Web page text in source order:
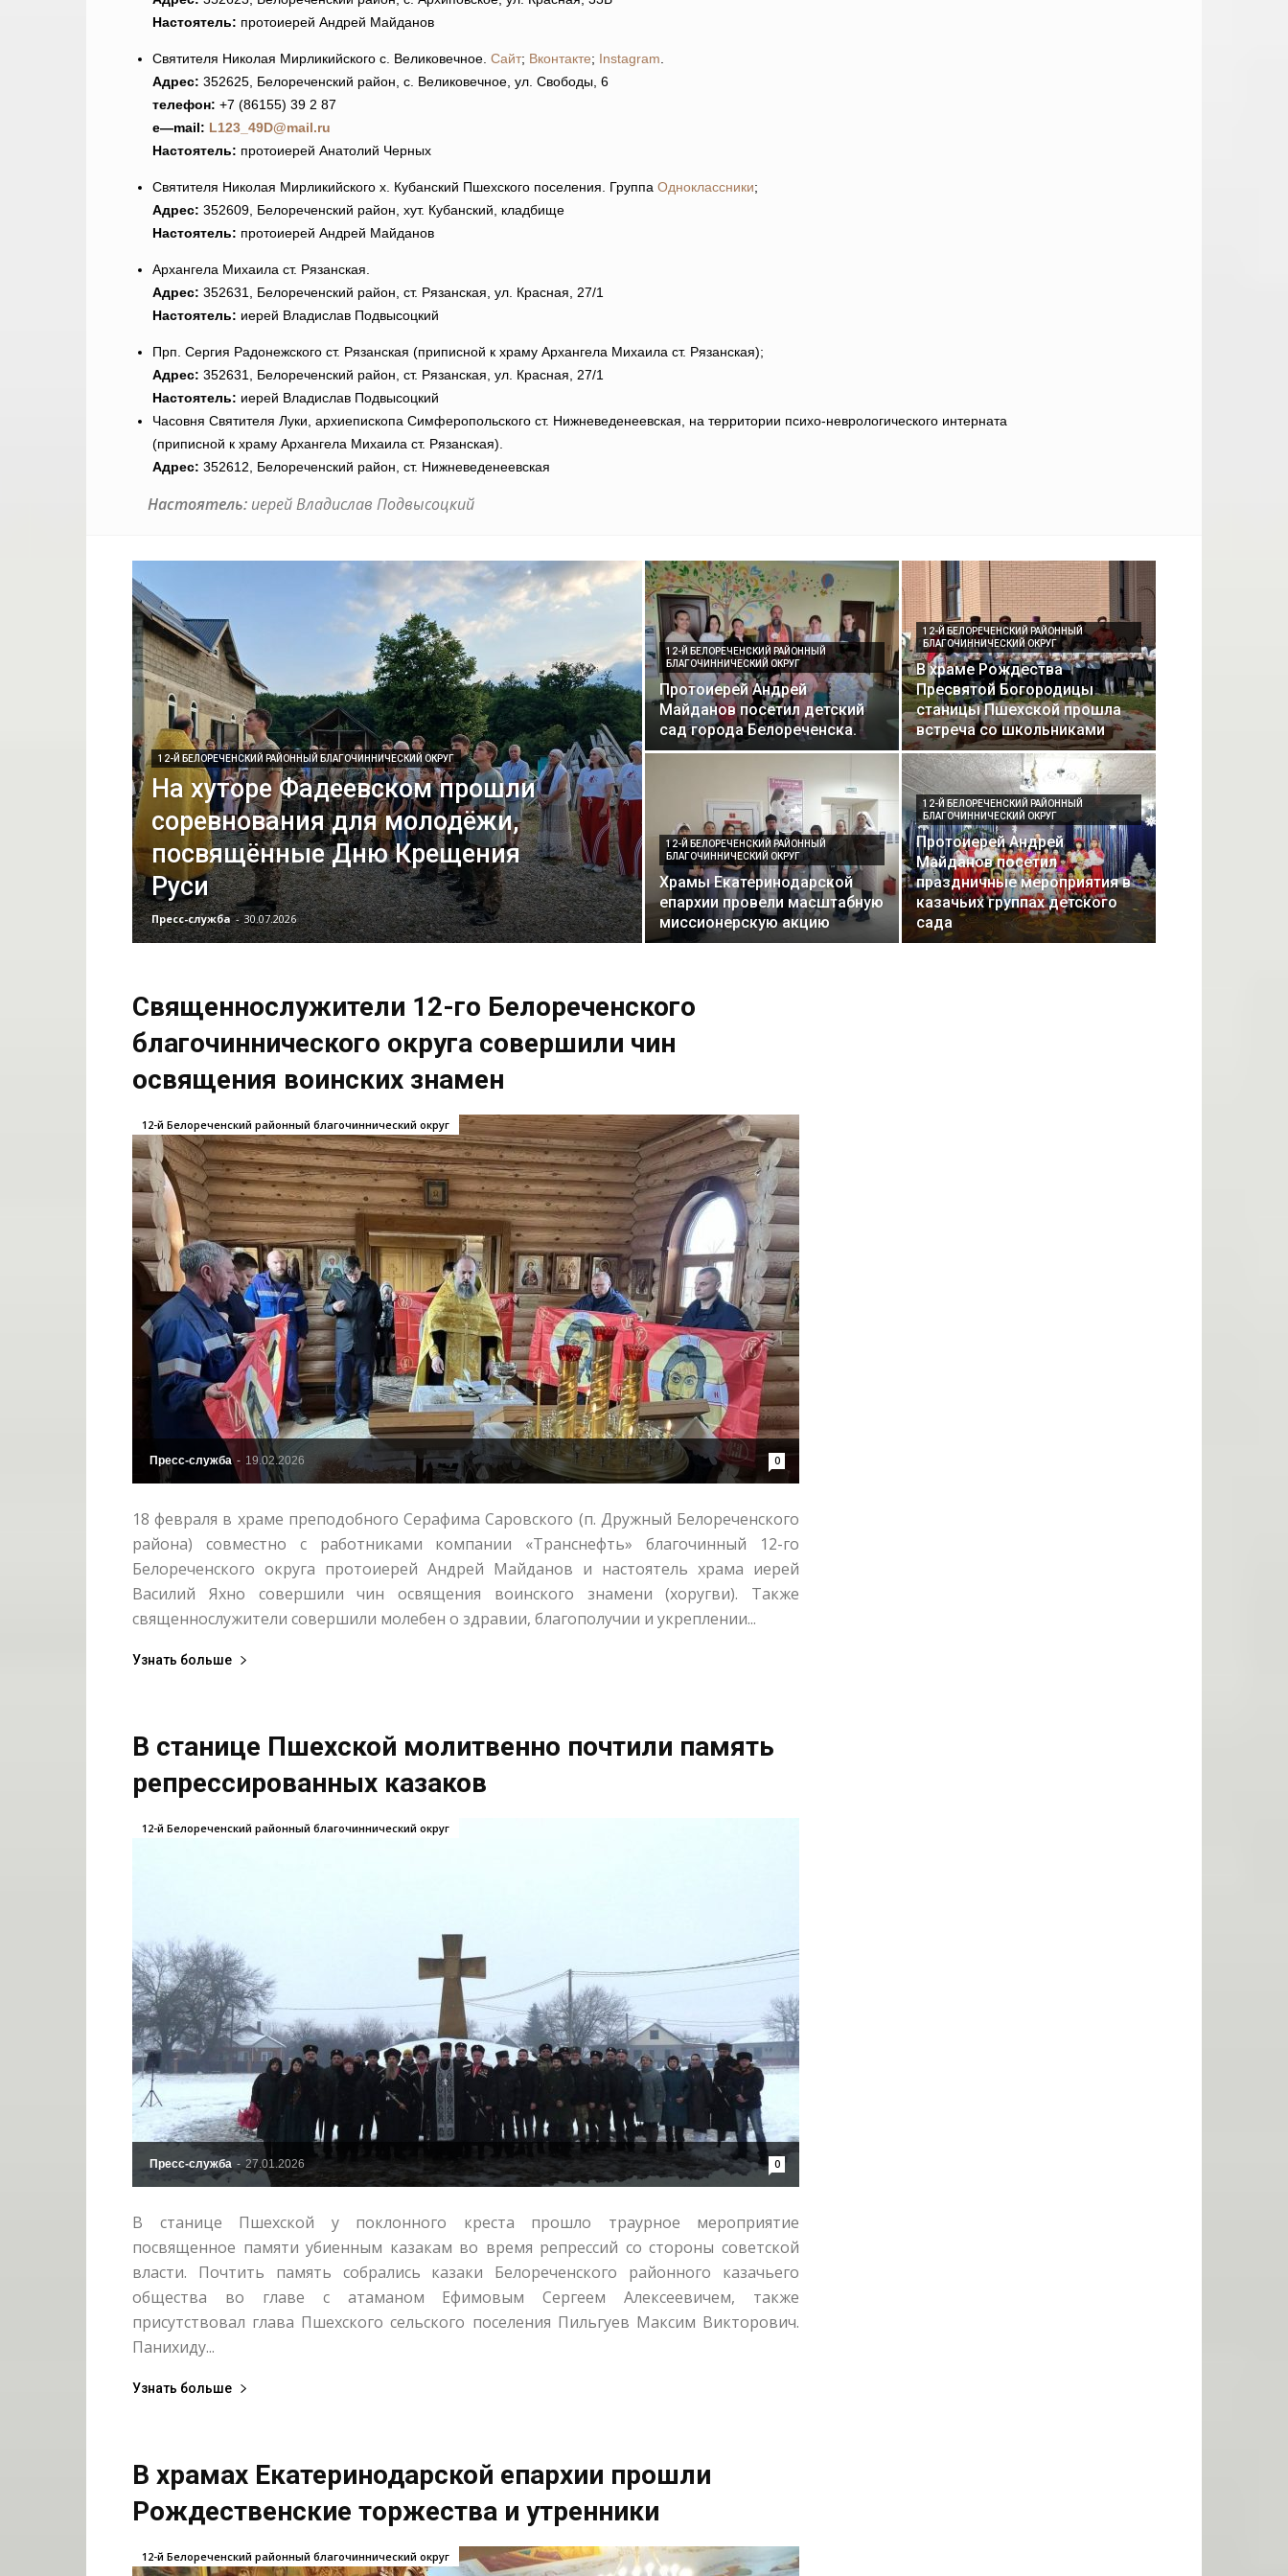
Настоятель: протоиерей Андрей Майданов
Святителя Николая Мирликийского с. Великовечное. Сайт; Вконтакте; Instagram
Адрес: 352625, Белореченский район, с. Великовечное, ул. Свободы, 6
телефон: +7 (86155) 39 2 87
e—mail: L123_49D@mail.ru
Настоятель: протоиерей Анатолий Черных
Святителя Николая Мирликийского х. Кубанский Пшехского поселения. Группа Одноклассники;
Адрес: 352609, Белореченский район, хут. Кубанский, кладбище
Настоятель: протоиерей Андрей Майданов
Архангела Михаила ст. Рязанская.
Адрес: 352631, Белореченский район, ст. Рязанская, ул. Красная, 27/1
Настоятель: иерей Владислав Подвысоцкий
Прп. Сергия Радонежского ст. Рязанская (приписной к храму Архангела Михаила ст. Рязанская);
Адрес: 352631, Белореченский район, ст. Рязанская, ул. Красная, 27/1
Настоятель: иерей Владислав Подвысоцкий
Часовня Святителя Луки, архиепископа Симферопольского ст. Нижневеденеевская, на территории психо-неврологического интерната
(приписной к храму Архангела Михаила ст. Рязанская).
Адрес: 352612, Белореченский район, ст. Нижневеденеевская
Настоятель: иерей Владислав Подвысоцкий
12-Й БЕЛОРЕЧЕНСКИЙ РАЙОННЫЙ БЛАГОЧИННИЧЕСКИЙ ОКРУГ
На хуторе Фадеевском прошли
соревнования для молодёжи,
посвящённые Дню Крещения
Руси
Пресс-служба - 30.07.2026
12-Й БЕЛОРЕЧЕНСКИЙ РАЙОННЫЙ
БЛАГОЧИННИЧЕСКИЙ ОКРУГ
Протоиерей Андрей
Майданов посетил детский
сад города Белореченска.
12-Й БЕЛОРЕЧЕНСКИЙ РАЙОННЫЙ
БЛАГОЧИННИЧЕСКИЙ ОКРУГ
В храме Рождества
Пресвятой Богородицы
станицы Пшехской прошла
встреча со школьниками
12-Й БЕЛОРЕЧЕНСКИЙ РАЙОННЫЙ
БЛАГОЧИННИЧЕСКИЙ ОКРУГ
Храмы Екатеринодарской
епархии провели масштабную
миссионерскую акцию
12-Й БЕЛОРЕЧЕНСКИЙ РАЙОННЫЙ
БЛАГОЧИННИЧЕСКИЙ ОКРУГ
Протоиерей Андрей
Майданов посетил
праздничные мероприятия в
казачьих группах детского
сада
Священнослужители 12-го Белореченского
благочиннического округа совершили чин
освящения воинских знамен
Пресс-служба - 19.02.2026 0
12-й Белореченский районный благочиннический округ
18 февраля в храме преподобного Серафима Саровского (п. Дружный Белореченского
района) совместно с работниками компании «Транснефть» благочинный 12-го
Белореченского округа протоиерей Андрей Майданов и настоятель храма иерей
Василий Яхно совершили чин освящения воинского знамени (хоругви). Также
священнослужители совершили молебен о здравии, благополучии и укреплении...
Узнать больше
В станице Пшехской молитвенно почтили память
репрессированных казаков
Пресс-служба - 27.01.2026 0
12-й Белореченский районный благочиннический округ
В станице Пшехской у поклонного креста прошло траурное мероприятие
посвященное памяти убиенным казакам во время репрессий со стороны советской
власти. Почтить память собрались казаки Белореченского районного казачьего
общества во главе с атаманом Ефимовым Сергеем Алексеевичем, также
присутствовал глава Пшехского сельского поселения Пильгуев Максим Викторович.
Панихиду...
Узнать больше
В храмах Екатеринодарской епархии прошли
Рождественские торжества и утренники
12-й Белореченский районный благочиннический округ